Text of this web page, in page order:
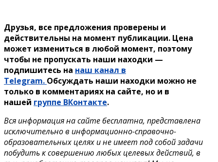
Друзья, все предложения проверены и
действительны на момент публикации. Цена
может измениться в любой момент, поэтому
чтобы не пропускать наши находки —
подпишитесь на наш канал в
Telegram. Обсуждать наши находки можно не
только в комментариях на сайте, но и в
нашей группе ВКонтакте.
Вся информация на сайте бесплатна, представлена
исключительно в информационно-справочно-
образовательных целях и не имеет под собой задачи
побудить к совершению любых целевых действий, в